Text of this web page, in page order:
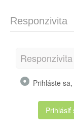
Responzivita
Prihláste
Prihlásiť